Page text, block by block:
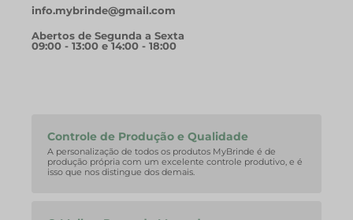
info.mybrinde@gmail.com
Abertos de Segunda a Sexta
09:00 - 13:00 e 14:00 - 18:00
Controle de Produção e Qualidade
A personalização de todos os produtos MyBrinde é de
produção própria com um excelente controle produtivo, e é
isso que nos distingue dos demais.